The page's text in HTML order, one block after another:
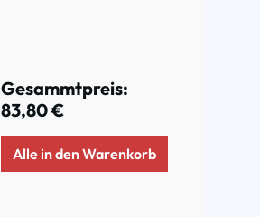
Gesammtpreis:
83,80 €
Alle in den Warenkorb